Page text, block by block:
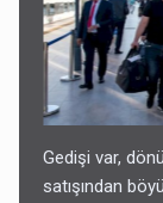
Geri çağırılan
7 Avqust
Gedişi var,
satışından